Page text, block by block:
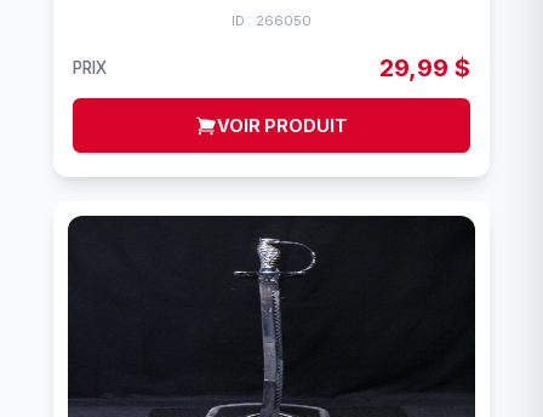
ID : 266050
PRIX 29,99 $
VOIR PRODUIT